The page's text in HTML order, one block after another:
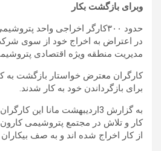
وبرای بازگشت بکار
حدود ۳۰۰کارگر اخراجی واحد
در اعتراض به اخراج خود از سوی
مدیریت منطقه ویژه اقتصادی
کارگران معترض خواستار بازگشت به
برای بازگرداندن خود به کار شدند.
به گزارش 3اردیبهشت مانا این
کار و تلاش در مجتمع پتروشیمی
از کار اخراج شده اند و به صف بیکاران